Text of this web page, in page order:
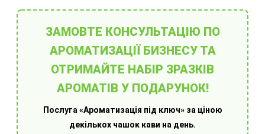
Інші товари
ЗАМОВТЕ КОНСУЛЬТАЦІЮ ПО
АРОМАТИЗАЦІЇ БИЗНЕСУ ТА
ОТРИМАЙТЕ НАБІР ЗРАЗКІВ
АРОМАТІВ У ПОДАРУНОК!
Послуга «Ароматизація під ключ» за ціною
декількох чашок кави на день.